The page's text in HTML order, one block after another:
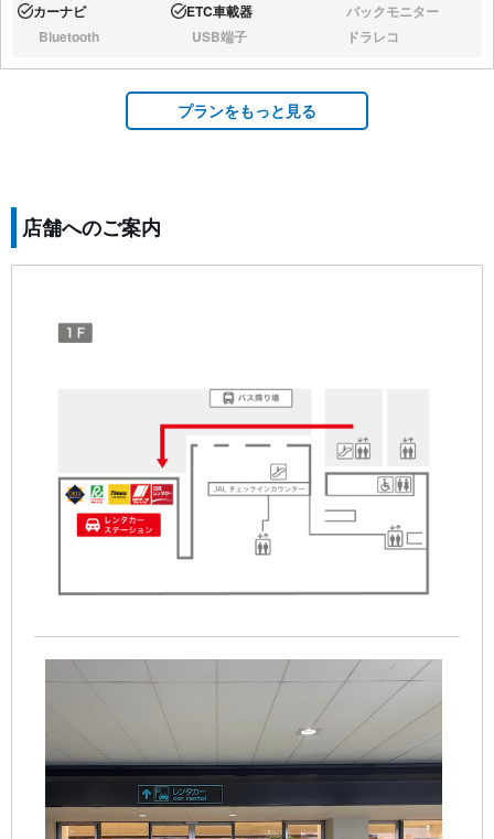
あり:カーナビ あり:ETC車載器 なし:バックモニター
なし:Bluetooth なし:USB端子 なし:ドラレコ
プランをもっと見る
店舗へのご案内